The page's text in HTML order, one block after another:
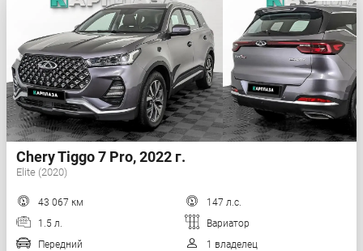
Chery Tiggo 7 Pro, 2022 г.
Elite (2020)
43 067 км
147 л.с.
1.5 л.
Вариатор
Передний
1 владелец